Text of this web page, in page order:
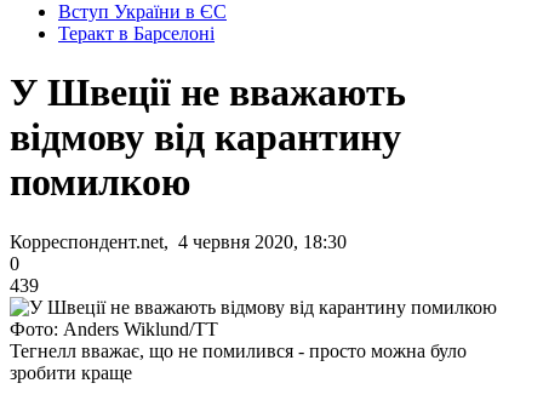
Вступ України в ЄС
Теракт в Барселоні
У Швеції не вважають
відмову від карантину
помилкою
Корреспондент.net, 4 червня 2020, 18:30
0
439
Фото: Anders Wiklund/TT
Тегнелл вважає, що не помилився - просто можна було
зробити краще